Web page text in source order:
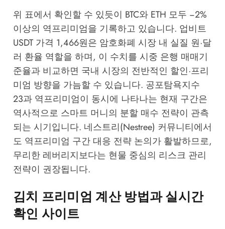
위 표에서 확인할 수 있듯이 BTC와 ETH 모두 −2%
이상의 역프리미엄을 기록하고 있습니다. 업비트
USDT 가격 1,466원은 암호화폐 시장 내 실질 원·달
러 환율 역할을 하며, 이 수치를 시중 은행 매매기
준율과 비교하면 국내 시장의 전반적인 할인·프리
미엄 방향을 가늠할 수 있습니다. 공포탐욕지수
23과 역프리미엄이 동시에 나타나는 현재 구간은
역사적으로 스마트 머니의 분할 매수 전략이 관측
되는 시기입니다. 네스트리(Nestree) 커뮤니티에서
도 역프리미엄 구간 대응 전략 논의가 활발하므로,
무리한 레버리지보다는 현물 중심의 리스크 관리
전략이 권장됩니다.
김치 프리미엄 계산 방법과 실시간
확인 사이트